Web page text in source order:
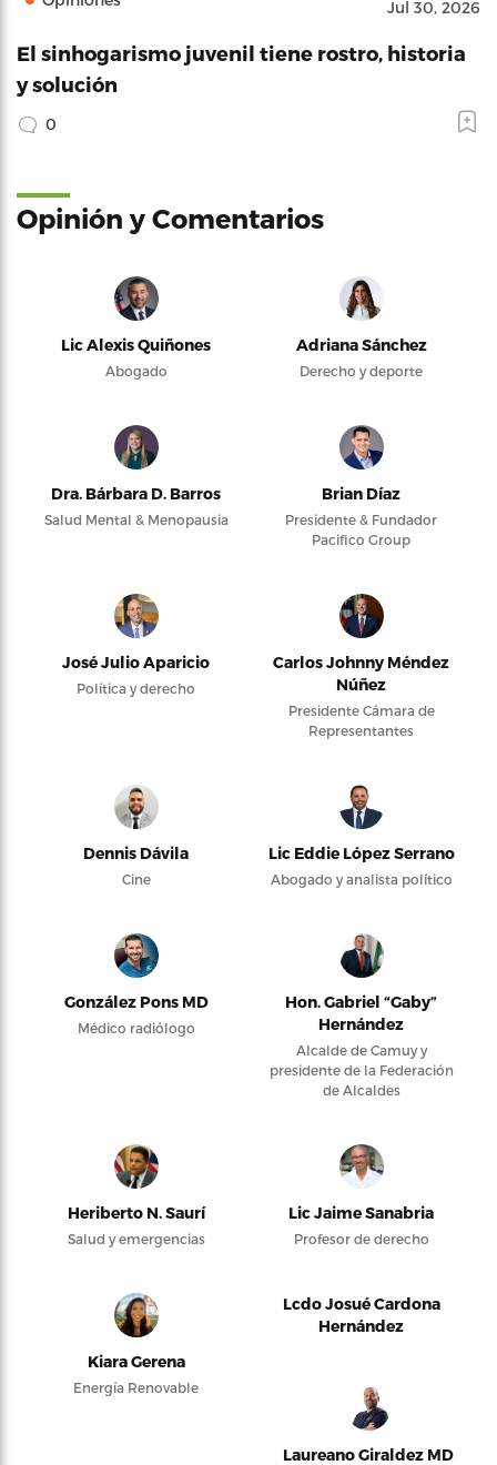
Jul 30, 2026
El sinhogarismo juvenil tiene rostro, historia
y solución
0
Opinión y Comentarios
Lic Alexis Quiñones
Abogado
Adriana Sánchez
Derecho y deporte
Dra. Bárbara D. Barros
Salud Mental & Menopausia
Brian Díaz
Presidente & Fundador
Pacifico Group
José Julio Aparicio
Política y derecho
Carlos Johnny Méndez
Núñez
Presidente Cámara de
Representantes
Dennis Dávila
Cine
Lic Eddie López Serrano
Abogado y analista político
González Pons MD
Médico radiólogo
Hon. Gabriel “Gaby”
Hernández
Alcalde de Camuy y
presidente de la Federación
de Alcaldes
Heriberto N. Saurí
Salud y emergencias
Lic Jaime Sanabria
Profesor de derecho
Kiara Gerena
Energía Renovable
Lcdo Josué Cardona
Hernández
Laureano Giraldez MD